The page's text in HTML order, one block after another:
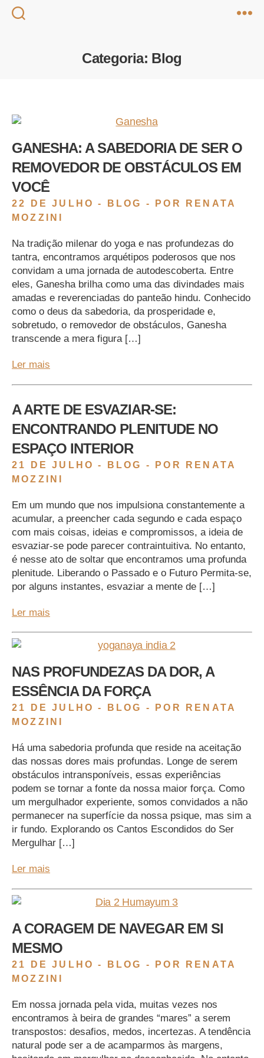
Categoria: Blog
GANESHA: A SABEDORIA DE SER O
REMOVEDOR DE OBSTÁCULOS EM
VOCÊ
22 DE JULHO - BLOG
- POR RENATA
MOZZINI
Na tradição milenar do yoga e nas profundezas do
tantra, encontramos arquétipos poderosos que nos
convidam a uma jornada de autodescoberta. Entre
eles, Ganesha brilha como uma das divindades mais
amadas e reverenciadas do panteão hindu. Conhecido
como o deus da sabedoria, da prosperidade e,
sobretudo, o removedor de obstáculos, Ganesha
transcende a mera figura […]
Ler mais
A ARTE DE ESVAZIAR-SE:
ENCONTRANDO PLENITUDE NO
ESPAÇO INTERIOR
21 DE JULHO - BLOG
- POR RENATA
MOZZINI
Em um mundo que nos impulsiona constantemente a
acumular, a preencher cada segundo e cada espaço
com mais coisas, ideias e compromissos, a ideia de
esvaziar-se pode parecer contraintuitiva. No entanto,
é nesse ato de soltar que encontramos uma profunda
plenitude. Liberando o Passado e o Futuro Permita-se,
por alguns instantes, esvaziar a mente de […]
Ler mais
NAS PROFUNDEZAS DA DOR, A
ESSÊNCIA DA FORÇA
21 DE JULHO - BLOG
- POR RENATA
MOZZINI
Há uma sabedoria profunda que reside na aceitação
das nossas dores mais profundas. Longe de serem
obstáculos intransponíveis, essas experiências
podem se tornar a fonte da nossa maior força. Como
um mergulhador experiente, somos convidados a não
permanecer na superfície da nossa psique, mas sim a
ir fundo. Explorando os Cantos Escondidos do Ser
Mergulhar […]
Ler mais
A CORAGEM DE NAVEGAR EM SI
MESMO
21 DE JULHO - BLOG
- POR RENATA
MOZZINI
Em nossa jornada pela vida, muitas vezes nos
encontramos à beira de grandes “mares” a serem
transpostos: desafios, medos, incertezas. A tendência
natural pode ser a de acamparmos às margens,